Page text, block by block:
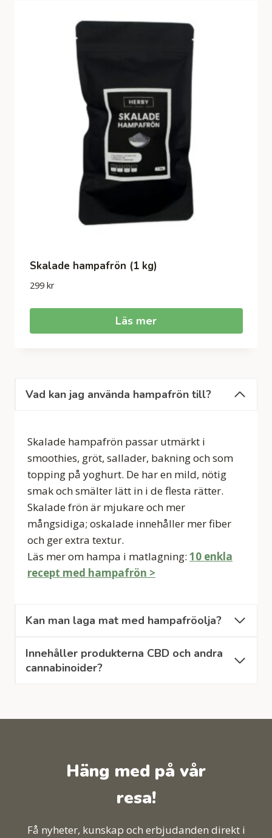
Skalade hampafrön (1 kg)
299 kr
Läs mer
Vad kan jag använda hampafrön till?
Skalade hampafrön passar utmärkt i
smoothies, gröt, sallader, bakning och som
topping på yoghurt. De har en mild, nötig
smak och smälter lätt in i de flesta rätter.
Skalade frön är mjukare och mer
mångsidiga; oskalade innehåller mer fiber
och ger extra textur.
Läs mer om hampa i matlagning: 10 enkla
recept med hampafrön >
Kan man laga mat med hampafröolja?
Innehåller produkterna CBD och andra
cannabinoider?
Häng med på vår
resa!
Få nyheter, kunskap och erbjudanden direkt i